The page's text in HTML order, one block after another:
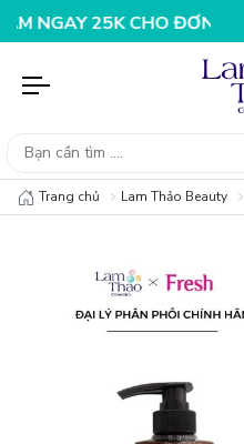
25K CHO ĐƠN HÀNG 99K
Trang chủ Lam Thảo Beauty